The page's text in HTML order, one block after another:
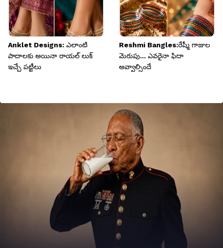
Anklet Designs: ఎలాంటి
పాదాలకు అయినా రాయల్ లుక్
ఇచ్చే పట్టీలు
Reshmi Bangles:రేష్మీ గాజుల
మెరుపు... ఎవరైనా ఫిదా
అవ్వాల్సిందే